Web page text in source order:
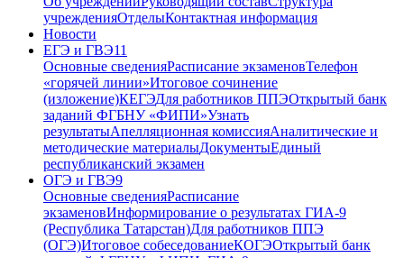
учрежденияОтделыКонтактная информация
Новости
ЕГЭ и ГВЭ11
Основные сведенияРасписание экзаменовТелефон
«горячей линии»Итоговое сочинение
(изложение)КЕГЭДля работников ППЭОткрытый банк
заданий ФГБНУ «ФИПИ»Узнать
результатыАпелляционная комиссияАналитические и
методические материалыДокументыЕдиный
республиканский экзамен
ОГЭ и ГВЭ9
Основные сведенияРасписание
экзаменовИнформирование о результатах ГИА-9
(Республика Татарстан)Для работников ППЭ
(ОГЭ)Итоговое собеседованиеКОГЭОткрытый банк